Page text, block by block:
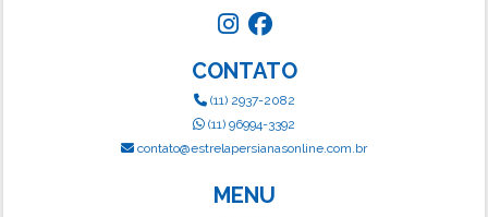
CONTATO
(11) 2937-2082
(11) 96994-3392
contato@estrelapersianasonline.com.br
MENU